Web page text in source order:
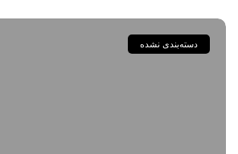
دسته‌بندی نشده